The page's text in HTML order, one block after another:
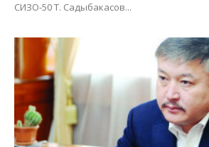
СИЗО-50 Т. Садыбакасов...